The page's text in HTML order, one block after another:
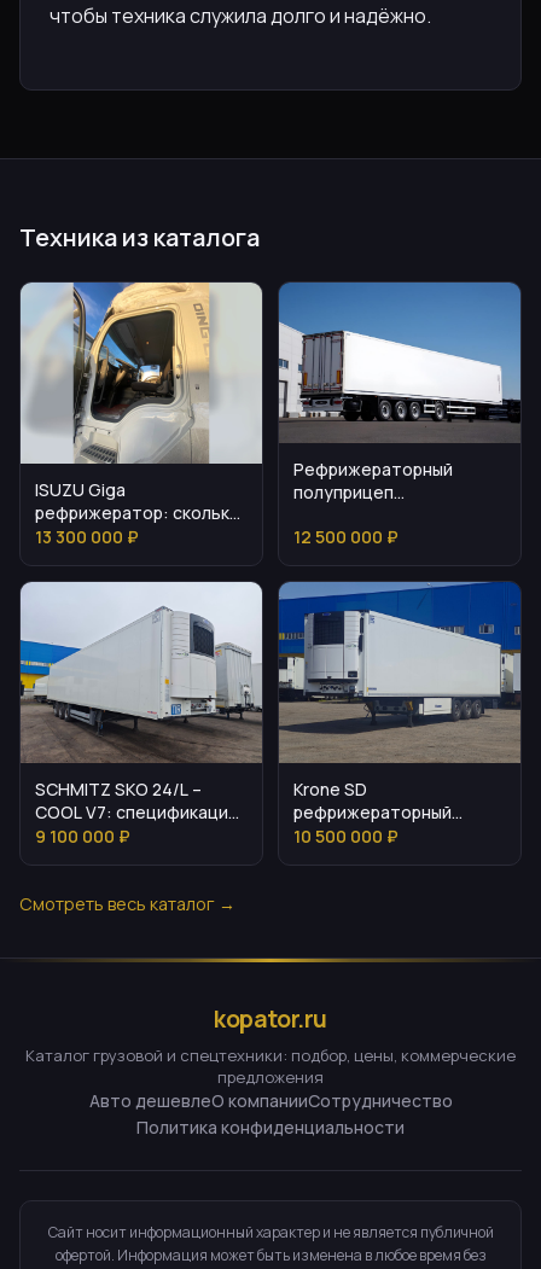
чтобы техника служила долго и надёжно.
Техника из каталога
ISUZU Giga
рефрижератор: сколько
стоит и как подобрать
13 300 000 ₽
Рефрижераторный
полуприцеп
9703
12 500 000 ₽
SCHMITZ SKO 24/L –
COOL V7: спецификация
и стоимость
9 100 000 ₽
Krone SD
рефрижераторный
полуприцеп 2024
10 500 000 ₽
Смотреть весь каталог →
kopator.ru
Каталог грузовой и спецтехники: подбор, цены, коммерческие
предложения
Авто дешевлеО компанииСотрудничество
Политика конфиденциальности
Сайт носит информационный характер и не является публичной
офертой. Информация может быть изменена в любое время без